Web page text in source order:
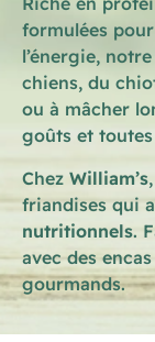
formulées
l’énergie,
chiens, du
ou à mâcher
goûts et
Chez William’s
friandises qui
nutritionnels.
avec des
gourmands.